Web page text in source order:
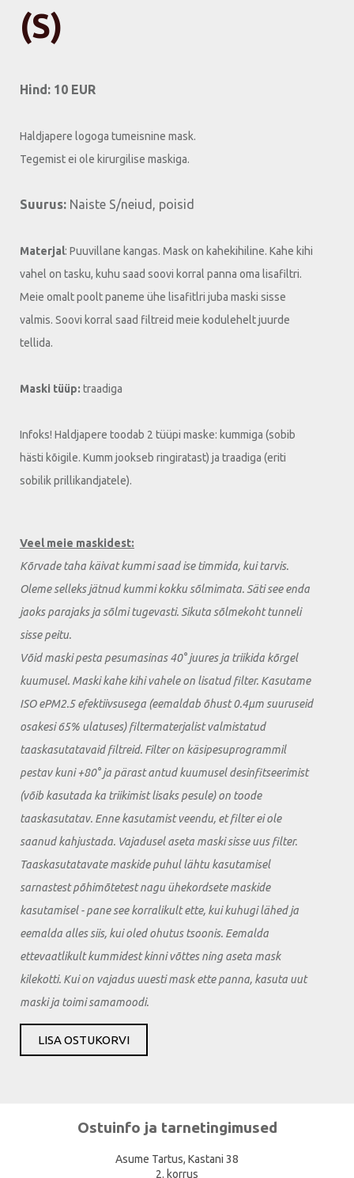
(S)
Hind: 10 EUR
Haldjapere logoga tumeisnine mask.
Tegemist ei ole kirurgilise maskiga.
Suurus: Naiste S/neiud, poisid
Materjal: Puuvillane kangas. Mask on kahekihiline. Kahe kihi
vahel on tasku, kuhu saad soovi korral panna oma lisafiltri.
Meie omalt poolt paneme ühe lisafitlri juba maski sisse
valmis. Soovi korral saad filtreid meie kodulehelt juurde
tellida.
Maski tüüp: traadiga
Infoks! Haldjapere toodab 2 tüüpi maske: kummiga (sobib
hästi kõigile. Kumm jookseb ringiratast) ja traadiga (eriti
sobilik prillikandjatele).
Veel meie maskidest:
Kõrvade taha käivat kummi saad ise timmida, kui tarvis.
Oleme selleks jätnud kummi kokku sõlmimata. Säti see enda
jaoks parajaks ja sõlmi tugevasti. Sikuta sõlmekoht tunneli
sisse peitu.
Võid maski pesta pesumasinas 40° juures ja triikida kõrgel
kuumusel. Maski kahe kihi vahele on lisatud filter. Kasutame
ISO ePM2.5 efektiivsusega (eemaldab õhust 0.4µm suuruseid
osakesi 65% ulatuses) filtermaterjalist valmistatud
taaskasutatavaid filtreid. Filter on käsipesuprogrammil
pestav kuni +80° ja pärast antud kuumusel desinfitseerimist
(võib kasutada ka triikimist lisaks pesule) on toode
taaskasutatav. Enne kasutamist veendu, et filter ei ole
saanud kahjustada. Vajadusel aseta maski sisse uus filter.
Taaskasutatavate maskide puhul lähtu kasutamisel
sarnastest põhimõtetest nagu ühekordsete maskide
kasutamisel - pane see korralikult ette, kui kuhugi lähed ja
eemalda alles siis, kui oled ohutus tsoonis. Eemalda
ettevaatlikult kummidest kinni võttes ning aseta mask
kilekotti. Kui on vajadus uuesti mask ette panna, kasuta uut
maski ja toimi samamoodi.
LISA OSTUKORVI
Ostuinfo ja tarnetingimused
Asume Tartus, Kastani 38
2. korrus